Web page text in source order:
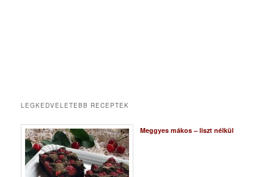
LEGKEDVELETEBB RECEPTEK
Meggyes mákos – liszt nélkül